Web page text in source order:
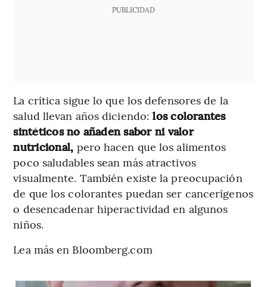
PUBLICIDAD
La crítica sigue lo que los defensores de la
salud llevan años diciendo: los colorantes
sintéticos no añaden sabor ni valor
nutricional, pero hacen que los alimentos
poco saludables sean más atractivos
visualmente. También existe la preocupación
de que los colorantes puedan ser cancerígenos
o desencadenar hiperactividad en algunos
niños.
Lea más en Bloomberg.com